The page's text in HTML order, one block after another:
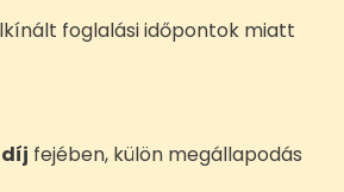
foglalási időpontok miatt
fejében, külön megállapodás